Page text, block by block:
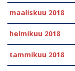
maaliskuu 2018
helmikuu 2018
tammikuu 2018